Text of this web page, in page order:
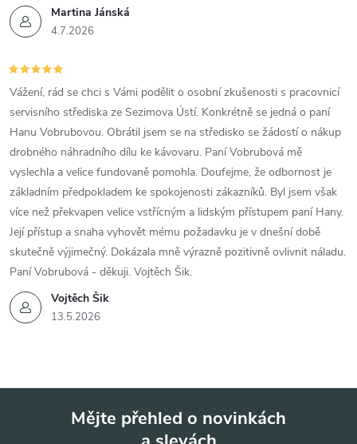
Martina Jánská
4.7.2026
Vojtěch Šik
13.5.2026
Vážení, rád se chci s Vámi podělit o osobní zkušenosti s pracovnicí
servisního střediska ze Sezimova Ústí. Konkrétně se jedná o paní
Hanu Vobrubovou. Obrátil jsem se na středisko se žádostí o nákup
drobného náhradního dílu ke kávovaru. Paní Vobrubová mě
vyslechla a velice fundovaně pomohla. Doufejme, že odbornost je
základním předpokladem ke spokojenosti zákazníků. Byl jsem však
více než překvapen velice vstřícným a lidským přístupem paní Hany.
Její přístup a snaha vyhovět mému požadavku je v dnešní době
skutečně výjimečný. Dokázala mně výrazně pozitivně ovlivnit náladu.
Paní Vobrubová - děkuji. Vojtěch Šik.
Mějte přehled o novinkách